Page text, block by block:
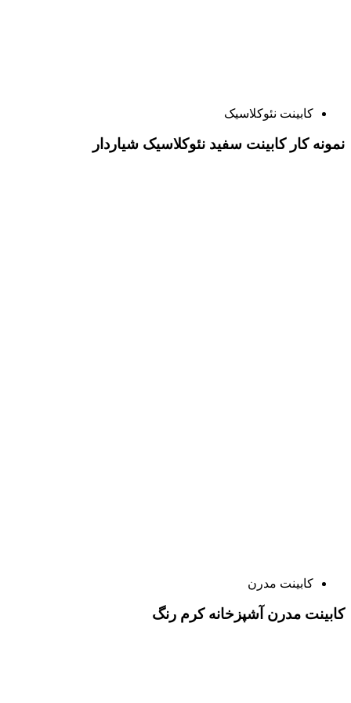
کابینت نئوکلاسیک
نمونه کار کابینت سفید نئوکلاسیک شیاردار
کابینت مدرن
کابینت مدرن آشپزخانه کرم رنگ